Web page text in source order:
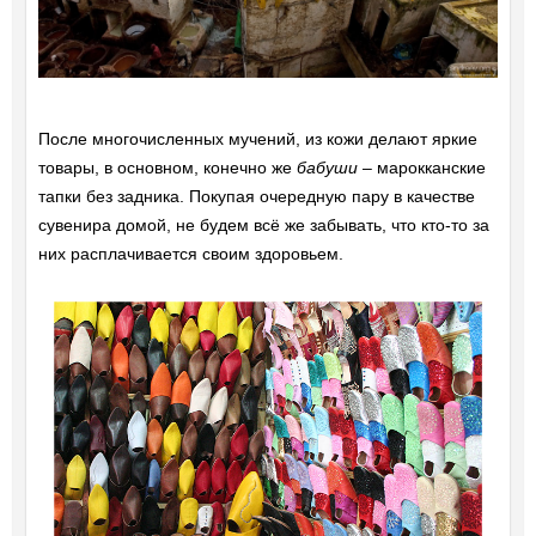
После многочисленных мучений, из кожи делают яркие
товары, в основном, конечно же бабуши– марокканские
тапки без задника. Покупая очередную пару в качестве
сувенира домой, не будем всё же забывать, что кто-то за
них расплачивается своим здоровьем.